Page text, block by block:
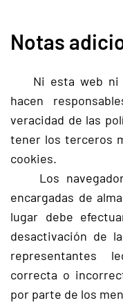
Notas
Ni esta web ni
hacen
veracidad de las
tener los terceros
cookies.
Los
encargadas de
lugar debe
desactivación de
representantes
correcta o
por parte de los